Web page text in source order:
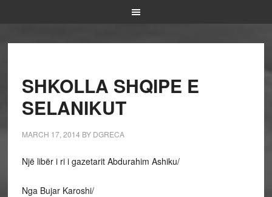
SHKOLLA SHQIPE E
SELANIKUT
MARCH 17, 2014 BY DGRECA
Një libër i ri i gazetarit Abdurahim Ashiku/
Nga Bujar Karoshi/